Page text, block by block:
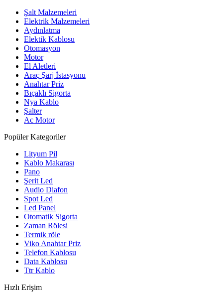
Şalt Malzemeleri
Elektrik Malzemeleri
Aydınlatma
Elektik Kablosu
Otomasyon
Motor
El Aletleri
Araç Şarj İstasyonu
Anahtar Priz
Bıçaklı Sigorta
Nya Kablo
Şalter
Ac Motor
Popüler Kategoriler
Lityum Pil
Kablo Makarası
Pano
Şerit Led
Audio Diafon
Spot Led
Led Panel
Otomatik Sigorta
Zaman Rölesi
Termik röle
Viko Anahtar Priz
Telefon Kablosu
Data Kablosu
Ttr Kablo
Hızlı Erişim